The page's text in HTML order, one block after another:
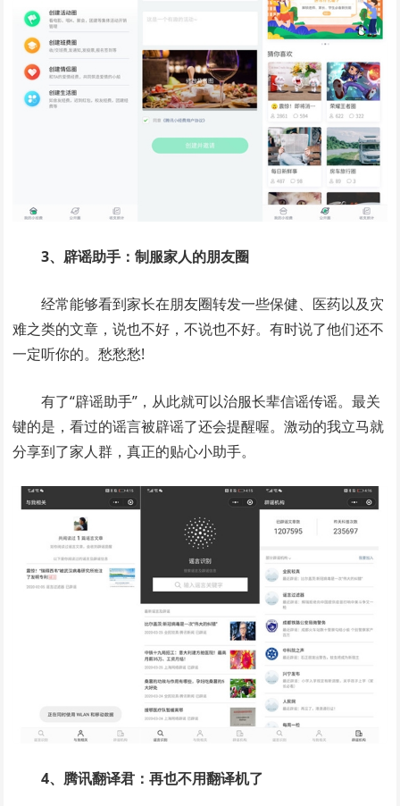
3、辟谣助手：制服家人的朋友圈
经常能够看到家长在朋友圈转发一些保健、医药以及灾
难之类的文章，说也不好，不说也不好。有时说了他们还不
一定听你的。愁愁愁!
有了“辟谣助手”，从此就可以治服长辈信谣传谣。最关
键的是，看过的谣言被辟谣了还会提醒喔。激动的我立马就
分享到了家人群，真正的贴心小助手。
4、腾讯翻译君：再也不用翻译机了